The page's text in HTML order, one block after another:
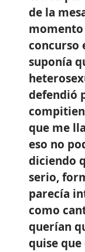
de la
concurso
suponía
defendió
que me
eso no
diciendo
serio,
parecía
como
querían
quise que